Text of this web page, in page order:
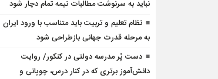
نباید به سرنوشت مطالبات نیمه‌ تمام دچار شود
نظام تعلیم و تربیت باید متناسب با ورود ایران
به مرحله قدرت جهانی بازطراحی شود
دست پُر مدرسه دولتی در کنکور/ روایت
دانش‌آموز برتری که در کنار درس، چوپانی و